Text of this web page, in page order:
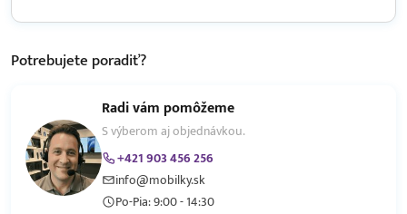
Potrebujete poradiť?
Radi vám pomôžeme
S výberom aj objednávkou.
+421 903 456 256
info@mobilky.sk
Po-Pia: 9:00 - 14:30